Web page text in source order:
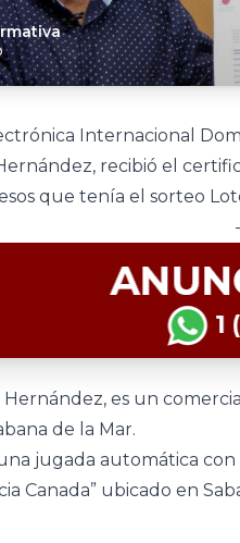
Internacional
recibió el
que tenía el sorteo
Hernández, es un
de la Mar.
jugada automática con
Canada” ubicado en